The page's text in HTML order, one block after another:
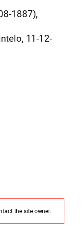
1887),
11-12-
the site owner.